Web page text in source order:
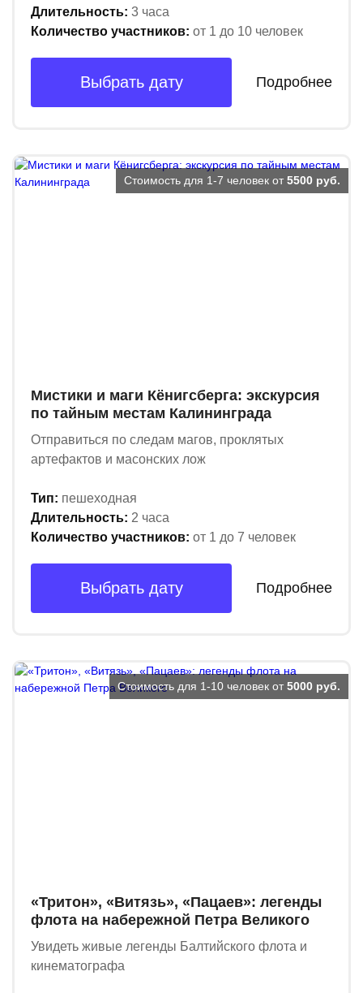
Длительность: 3 часа
Количество участников: от 1 до 10 человек
Выбрать дату Подробнее
Мистики и маги Кёнигсберга: экскурсия
по тайным местам Калининграда
Отправиться по следам магов, проклятых
артефактов и масонских лож
Тип: пешеходная
Длительность: 2 часа
Количество участников: от 1 до 7 человек
Стоимость для 1-7 человек от 5500 руб.
Выбрать дату Подробнее
«Тритон», «Витязь», «Пацаев»: легенды
флота на набережной Петра Великого
Увидеть живые легенды Балтийского флота и
кинематографа
Стоимость для 1-10 человек от 5000 руб.